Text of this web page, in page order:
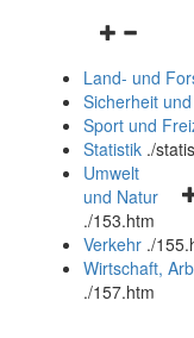
und
schließen
Land- und
Sicherheit
Sport und
Statistik ./
Umwelt
und Natur
./153.htm
Verkehr ./
Wirtschaft,
./157.htm